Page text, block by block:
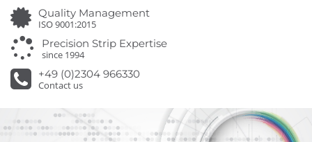
Quality Management
ISO 9001:2015
Precision Strip Expertise
since 1994
+49 (0)2304 966330
Contact us